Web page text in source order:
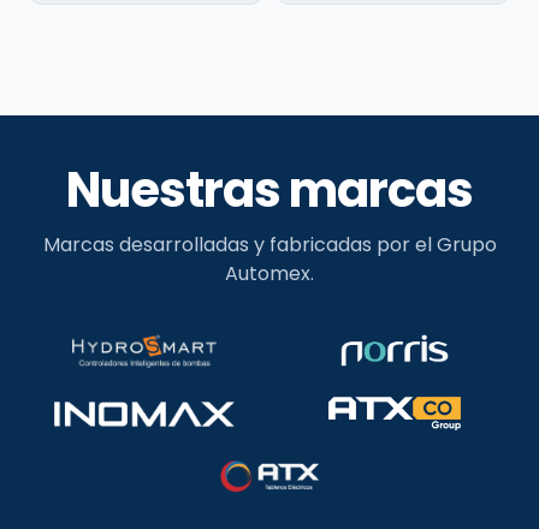
Nuestras marcas
Marcas desarrolladas y fabricadas por el Grupo
Automex.